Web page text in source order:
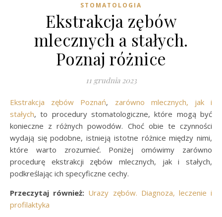
STOMATOLOGIA
Ekstrakcja zębów
mlecznych a stałych.
Poznaj różnice
11 grudnia 2023
Ekstrakcja zębów Poznań, zarówno mlecznych, jak i
stałych, to procedury stomatologiczne, które mogą być
konieczne z różnych powodów. Choć obie te czynności
wydają się podobne, istnieją istotne różnice między nimi,
które warto zrozumieć. Poniżej omówimy zarówno
procedurę ekstrakcji zębów mlecznych, jak i stałych,
podkreślając ich specyficzne cechy.
Przeczytaj również: Urazy zębów. Diagnoza, leczenie i
profilaktyka